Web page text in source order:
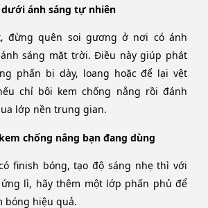
ánh sáng tự nhiên
đừng quên soi gương ở nơi có ánh
sáng mặt trời. Điều này giúp phát
phấn bị dày, loang hoặc để lại vệt
chỉ bôi kem chống nắng rồi đánh
lớp nền trung gian.
chống nắng bạn đang dùng
finish bóng, tạo độ sáng nhẹ thì với
lì, hãy thêm một lớp phấn phủ để
bóng hiệu quả.